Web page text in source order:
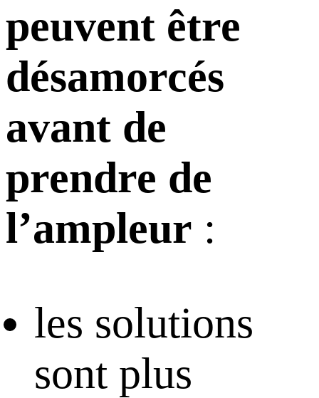
peuvent être
désamorcés
avant de
prendre de
l’ampleur :
les solutions
sont plus